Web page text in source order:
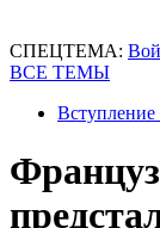
СПЕЦТЕМА:
ВСЕ ТЕМЫ